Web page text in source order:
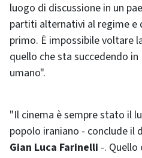
luogo di discussione in un
partiti alternativi al regime
primo. È impossibile voltare
quello che sta succedendo
umano".
"Il cinema è sempre stato il
popolo iraniano - conclude il
Gian Luca Farinelli -.